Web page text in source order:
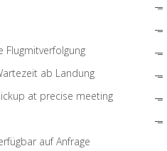
Flugmitverfolgung
ab Landung
at precise meeting
auf Anfrage